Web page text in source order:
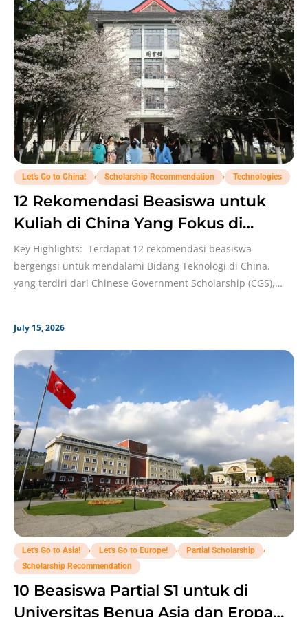
Let's Go to China! , Scholarship Recommendation , Technologies
12 Rekomendasi Beasiswa untuk
Kuliah di China Yang Fokus di
Universitas Bidang Teknologi!
Key Highlights: Terdapat 12 rekomendasi beasiswa
bergengsi untuk mendalami Bidang Teknologi di China,
yang terdiri dari Chinese Government Scholarship (CGS),
July 15, 2026
Let's Go to Asia! , Let's Go to Europe! , Partial Scholarship
,
Scholarship Recommendation
10 Beasiswa Partial S1 untuk di
Universitas Benua Asia dan Eropa